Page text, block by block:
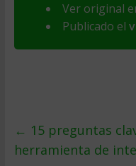
Ver original
Publicado el
← 15 preguntas
herramienta de